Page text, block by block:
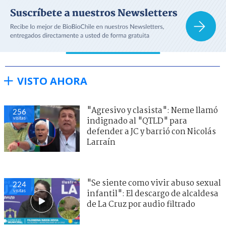
VISTO AHORA
256
visitas
"Agresivo y clasista": Neme llamó
indignado al "QTLD" para
defender a JC y barrió con Nicolás
Larraín
224
visitas
"Se siente como vivir abuso sexual
infantil": El descargo de alcaldesa
de La Cruz por audio filtrado